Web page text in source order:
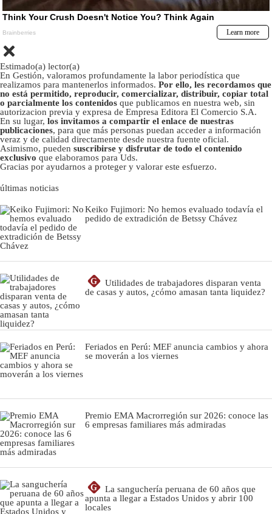
Estimado(a) lector(a)
En Gestión, valoramos profundamente la labor periodística que
realizamos para mantenerlos informados. Por ello, les recordamos que
no está permitido, reproducir, comercializar, distribuir, copiar total
o parcialmente los contenidos que publicamos en nuestra web, sin
autorizacion previa y expresa de Empresa Editora El Comercio S.A.
En su lugar, los invitamos a compartir el enlace de nuestras
publicaciones, para que más personas puedan acceder a información
veraz y de calidad directamente desde nuestra fuente oficial.
Asimismo, pueden suscribirse y disfrutar de todo el contenido
exclusivo que elaboramos para Uds.
Gracias por ayudarnos a proteger y valorar este esfuerzo.
últimas noticias
Keiko Fujimori: No hemos evaluado todavía el
pedido de extradición de Betssy Chávez
G
Utilidades de trabajadores disparan venta
de casas y autos, ¿cómo amasan tanta liquidez?
Feriados en Perú: MEF anuncia cambios y ahora
se moverán a los viernes
Premio EMA Macrorregión sur 2026: conoce las
6 empresas familiares más admiradas
G
La sanguchería peruana de 60 años que
apunta a llegar a Estados Unidos y abrir 100
locales